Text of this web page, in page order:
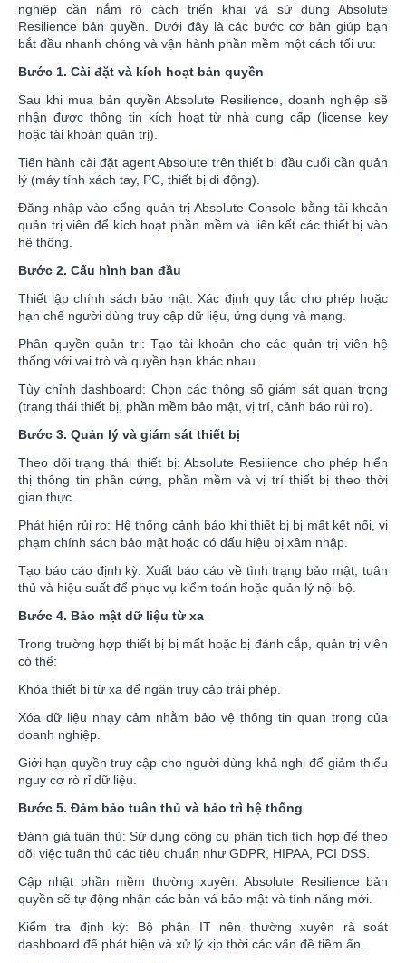
nghiệp cần nắm rõ cách triển khai và sử dụng Absolute
Resilience bản quyền. Dưới đây là các bước cơ bản giúp bạn
bắt đầu nhanh chóng và vận hành phần mềm một cách tối ưu:
Bước 1. Cài đặt và kích hoạt bản quyền
Sau khi mua bản quyền Absolute Resilience, doanh nghiệp sẽ
nhận được thông tin kích hoạt từ nhà cung cấp (license key
hoặc tài khoản quản trị).
Tiến hành cài đặt agent Absolute trên thiết bị đầu cuối cần quản
lý (máy tính xách tay, PC, thiết bị di động).
Đăng nhập vào cổng quản trị Absolute Console bằng tài khoản
quản trị viên để kích hoạt phần mềm và liên kết các thiết bị vào
hệ thống.
Bước 2. Cấu hình ban đầu
Thiết lập chính sách bảo mật: Xác định quy tắc cho phép hoặc
hạn chế người dùng truy cập dữ liệu, ứng dụng và mạng.
Phân quyền quản trị: Tạo tài khoản cho các quản trị viên hệ
thống với vai trò và quyền hạn khác nhau.
Tùy chỉnh dashboard: Chọn các thông số giám sát quan trọng
(trạng thái thiết bị, phần mềm bảo mật, vị trí, cảnh báo rủi ro).
Bước 3. Quản lý và giám sát thiết bị
Theo dõi trạng thái thiết bị: Absolute Resilience cho phép hiển
thị thông tin phần cứng, phần mềm và vị trí thiết bị theo thời
gian thực.
Phát hiện rủi ro: Hệ thống cảnh báo khi thiết bị bị mất kết nối, vi
phạm chính sách bảo mật hoặc có dấu hiệu bị xâm nhập.
Tạo báo cáo định kỳ: Xuất báo cáo về tình trạng bảo mật, tuân
thủ và hiệu suất để phục vụ kiểm toán hoặc quản lý nội bộ.
Bước 4. Bảo mật dữ liệu từ xa
Trong trường hợp thiết bị bị mất hoặc bị đánh cắp, quản trị viên
có thể:
Khóa thiết bị từ xa để ngăn truy cập trái phép.
Xóa dữ liệu nhạy cảm nhằm bảo vệ thông tin quan trọng của
doanh nghiệp.
Giới hạn quyền truy cập cho người dùng khả nghi để giảm thiểu
nguy cơ rò rỉ dữ liệu.
Bước 5. Đảm bảo tuân thủ và bảo trì hệ thống
Đánh giá tuân thủ: Sử dụng công cụ phân tích tích hợp để theo
dõi việc tuân thủ các tiêu chuẩn như GDPR, HIPAA, PCI DSS.
Cập nhật phần mềm thường xuyên: Absolute Resilience bản
quyền sẽ tự động nhận các bản vá bảo mật và tính năng mới.
Kiểm tra định kỳ: Bộ phận IT nên thường xuyên rà soát
dashboard để phát hiện và xử lý kịp thời các vấn đề tiềm ẩn.